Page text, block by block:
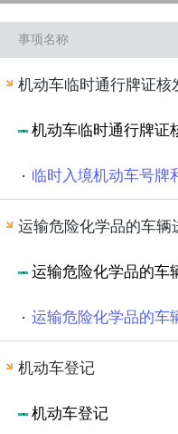
安全生产
其他
事项名称
机动车临时通行牌证核
机动车临时通行牌证
临时入境机动车号牌
运输危险化学品的车
运输危险化学品的车
运输危险化学品的车
机动车登记
机动车登记